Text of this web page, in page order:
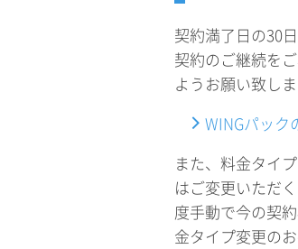
契約満了日の30
契約のご継続を
ようお願い致しま
WINGパック
また、料金タイ
はご変更いただ
度手動で今の契
金タイプ変更の